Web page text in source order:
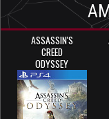
ASSASSIN'S
CREED
ODYSSEY